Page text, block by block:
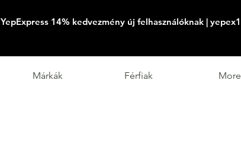
YepExpress 14% kedvezmény új felhasználóknak |
Márkák Férfiak More